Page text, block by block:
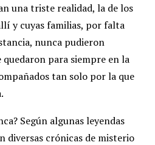
una triste realidad, la de los
y cuyas familias, por falta
nunca pudieron
quedaron para siempre en la
tan solo por la que
Según algunas leyendas
diversas crónicas de misterio